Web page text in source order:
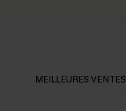
MEILLEURES VENTES